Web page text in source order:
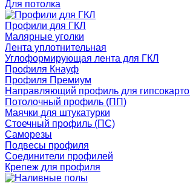
Для потолка
Профили для ГКЛ
Малярные уголки
Лента уплотнительная
Углоформирующая лента для ГКЛ
Профиля Кнауф
Профиля Премиум
Направляющий профиль для
Потолочный профиль (ПП)
Маячки для штукатурки
Стоечный профиль (ПС)
Саморезы
Подвесы профиля
Соединители профилей
Крепеж для профиля